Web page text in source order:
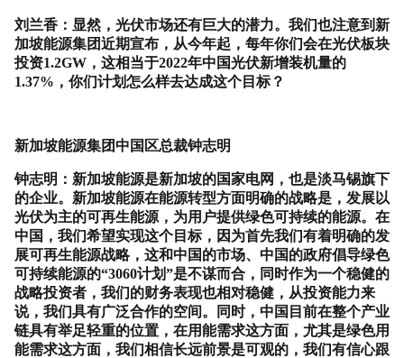
刘兰香：显然，光伏市场还有巨大的潜力。我们也注意到新
加坡能源集团近期宣布，从今年起，每年你们会在光伏板块
投资1.2GW ，这相当于2022年中国光伏新增装机量的
1.37% ，你们计划怎么样去达成这个目标？
新加坡能源集团中国区总裁钟志明
钟志明：新加坡能源是新加坡的国家电网，也是淡马锡旗下
的企业。新加坡能源在能源转型方面明确的战略是，发展以
光伏为主的可再生能源，为用户提供绿色可持续的能源。在
中国，我们希望实现这个目标，因为首先我们有着明确的发
展可再生能源战略，这和中国的市场、中国的政府倡导绿色
可持续能源的“3060计划”是不谋而合，同时作为一个稳健的
战略投资者，我们的财务表现也相对稳健，从投资能力来
说，我们具有广泛合作的空间。同时，中国目前在整个产业
链具有举足轻重的位置，在用能需求这方面，尤其是绿色用
能需求这方面，我们相信长远前景是可观的，我们有信心跟